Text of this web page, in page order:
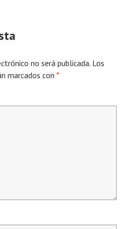
no será publicada. Los
marcados con *